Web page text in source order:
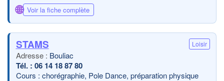
🌐 Voir la fiche complète
STAMS Loisir
Bouliac
06 14 18 87 80
Cours : chorégraphie, Pole Dance, préparation physique